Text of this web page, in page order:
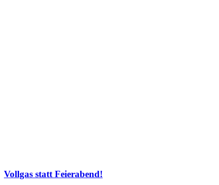
Vollgas statt Feierabend!